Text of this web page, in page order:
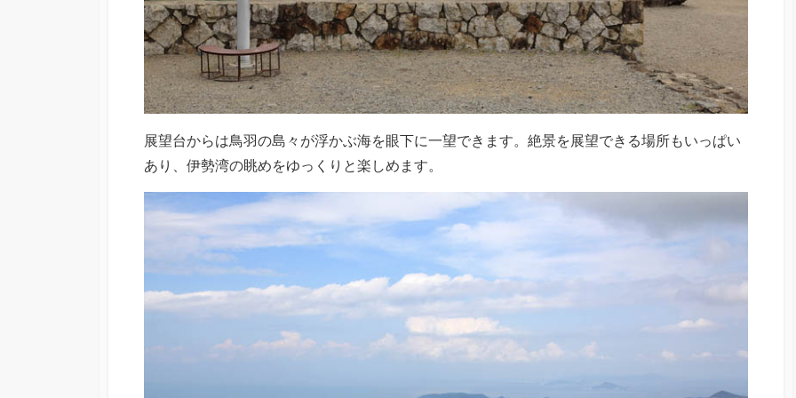
展望台からは鳥羽の島々が浮かぶ海を眼下に一望できます。絶景を展望できる場所もいっぱい
あり、伊勢湾の眺めをゆっくりと楽しめます。